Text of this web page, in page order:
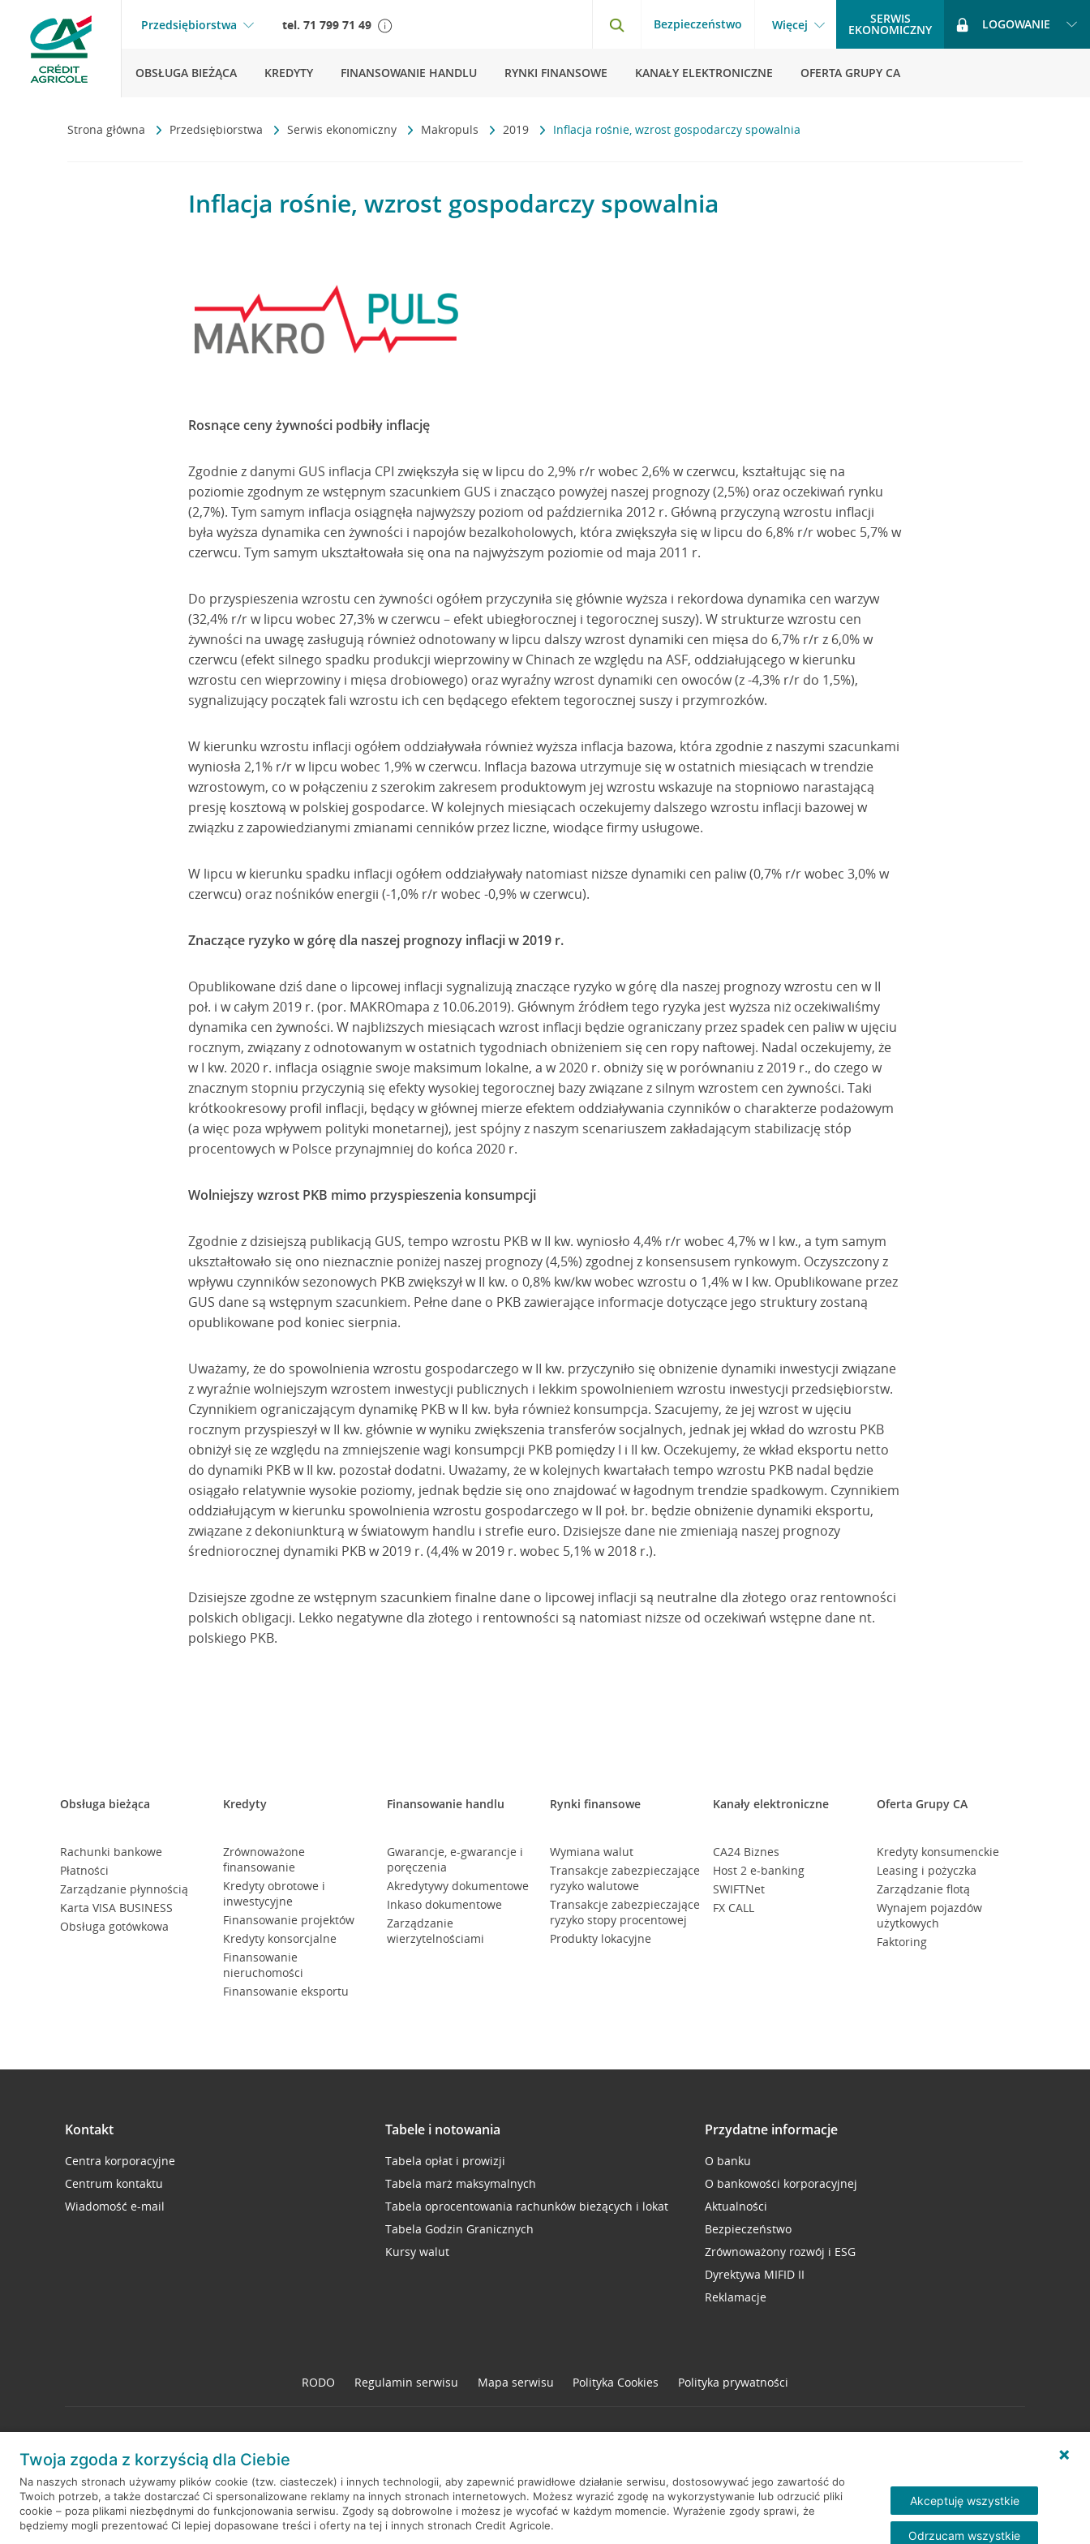
Przedsiębiorstwa tel. 71 799 71 49 Bezpieczeństwo Więcej SERWIS
EKONOMICZNY LOGOWANIE
OBSŁUGA BIEŻĄCA KREDYTY FINANSOWANIE HANDLU RYNKI FINANSOWE KANAŁY ELEKTRONICZNE OFERTA GRUPY CA
Strona główna Przedsiębiorstwa Serwis ekonomiczny Makropuls 2019 Inflacja rośnie, wzrost gospodarczy spowalnia
Inflacja rośnie, wzrost gospodarczy spowalnia
Rosnące ceny żywności podbiły inflację
Zgodnie z danymi GUS inflacja CPI zwiększyła się w lipcu do 2,9% r/r wobec 2,6% w czerwcu, kształtując się na
poziomie zgodnym ze wstępnym szacunkiem GUS i znacząco powyżej naszej prognozy (2,5%) oraz oczekiwań rynku
(2,7%). Tym samym inflacja osiągnęła najwyższy poziom od października 2012 r. Główną przyczyną wzrostu inflacji
była wyższa dynamika cen żywności i napojów bezalkoholowych, która zwiększyła się w lipcu do 6,8% r/r wobec 5,7% w
czerwcu. Tym samym ukształtowała się ona na najwyższym poziomie od maja 2011 r.
Do przyspieszenia wzrostu cen żywności ogółem przyczyniła się głównie wyższa i rekordowa dynamika cen warzyw
(32,4% r/r w lipcu wobec 27,3% w czerwcu – efekt ubiegłorocznej i tegorocznej suszy). W strukturze wzrostu cen
żywności na uwagę zasługują również odnotowany w lipcu dalszy wzrost dynamiki cen mięsa do 6,7% r/r z 6,0% w
czerwcu (efekt silnego spadku produkcji wieprzowiny w Chinach ze względu na ASF, oddziałującego w kierunku
wzrostu cen wieprzowiny i mięsa drobiowego) oraz wyraźny wzrost dynamiki cen owoców (z -4,3% r/r do 1,5%),
sygnalizujący początek fali wzrostu ich cen będącego efektem tegorocznej suszy i przymrozków.
W kierunku wzrostu inflacji ogółem oddziaływała również wyższa inflacja bazowa, która zgodnie z naszymi szacunkami
wyniosła 2,1% r/r w lipcu wobec 1,9% w czerwcu. Inflacja bazowa utrzymuje się w ostatnich miesiącach w trendzie
wzrostowym, co w połączeniu z szerokim zakresem produktowym jej wzrostu wskazuje na stopniowo narastającą
presję kosztową w polskiej gospodarce. W kolejnych miesiącach oczekujemy dalszego wzrostu inflacji bazowej w
związku z zapowiedzianymi zmianami cenników przez liczne, wiodące firmy usługowe.
W lipcu w kierunku spadku inflacji ogółem oddziaływały natomiast niższe dynamiki cen paliw (0,7% r/r wobec 3,0% w
czerwcu) oraz nośników energii (-1,0% r/r wobec -0,9% w czerwcu).
Znaczące ryzyko w górę dla naszej prognozy inflacji w 2019 r.
Opublikowane dziś dane o lipcowej inflacji sygnalizują znaczące ryzyko w górę dla naszej prognozy wzrostu cen w II
poł. i w całym 2019 r. (por. MAKROmapa z 10.06.2019). Głównym źródłem tego ryzyka jest wyższa niż oczekiwaliśmy
dynamika cen żywności. W najbliższych miesiącach wzrost inflacji będzie ograniczany przez spadek cen paliw w ujęciu
rocznym, związany z odnotowanym w ostatnich tygodniach obniżeniem się cen ropy naftowej. Nadal oczekujemy, że
w I kw. 2020 r. inflacja osiągnie swoje maksimum lokalne, a w 2020 r. obniży się w porównaniu z 2019 r., do czego w
znacznym stopniu przyczynią się efekty wysokiej tegorocznej bazy związane z silnym wzrostem cen żywności. Taki
krótkookresowy profil inflacji, będący w głównej mierze efektem oddziaływania czynników o charakterze podażowym
(a więc poza wpływem polityki monetarnej), jest spójny z naszym scenariuszem zakładającym stabilizację stóp
procentowych w Polsce przynajmniej do końca 2020 r.
Wolniejszy wzrost PKB mimo przyspieszenia konsumpcji
Zgodnie z dzisiejszą publikacją GUS, tempo wzrostu PKB w II kw. wyniosło 4,4% r/r wobec 4,7% w I kw., a tym samym
ukształtowało się ono nieznacznie poniżej naszej prognozy (4,5%) zgodnej z konsensusem rynkowym. Oczyszczony z
wpływu czynników sezonowych PKB zwiększył w II kw. o 0,8% kw/kw wobec wzrostu o 1,4% w I kw. Opublikowane przez
GUS dane są wstępnym szacunkiem. Pełne dane o PKB zawierające informacje dotyczące jego struktury zostaną
opublikowane pod koniec sierpnia.
Uważamy, że do spowolnienia wzrostu gospodarczego w II kw. przyczyniło się obniżenie dynamiki inwestycji związane
z wyraźnie wolniejszym wzrostem inwestycji publicznych i lekkim spowolnieniem wzrostu inwestycji przedsiębiorstw.
Czynnikiem ograniczającym dynamikę PKB w II kw. była również konsumpcja. Szacujemy, że jej wzrost w ujęciu
rocznym przyspieszył w II kw. głównie w wyniku zwiększenia transferów socjalnych, jednak jej wkład do wzrostu PKB
obniżył się ze względu na zmniejszenie wagi konsumpcji PKB pomiędzy I i II kw. Oczekujemy, że wkład eksportu netto
do dynamiki PKB w II kw. pozostał dodatni. Uważamy, że w kolejnych kwartałach tempo wzrostu PKB nadal będzie
osiągało relatywnie wysokie poziomy, jednak będzie się ono znajdować w łagodnym trendzie spadkowym. Czynnikiem
oddziałującym w kierunku spowolnienia wzrostu gospodarczego w II poł. br. będzie obniżenie dynamiki eksportu,
związane z dekoniunkturą w światowym handlu i strefie euro. Dzisiejsze dane nie zmieniają naszej prognozy
średniorocznej dynamiki PKB w 2019 r. (4,4% w 2019 r. wobec 5,1% w 2018 r.).
Dzisiejsze zgodne ze wstępnym szacunkiem finalne dane o lipcowej inflacji są neutralne dla złotego oraz rentowności
polskich obligacji. Lekko negatywne dla złotego i rentowności są natomiast niższe od oczekiwań wstępne dane nt.
polskiego PKB.
Obsługa bieżąca
Rachunki bankowe
Płatności
Zarządzanie płynnością
Karta VISA BUSINESS
Obsługa gotówkowa
Kredyty
Zrównoważone
finansowanie
Kredyty obrotowe i
inwestycyjne
Finansowanie projektów
Kredyty konsorcjalne
Finansowanie
nieruchomości
Finansowanie eksportu
Finansowanie handlu
Gwarancje, e-gwarancje i
poręczenia
Akredytywy dokumentowe
Inkaso dokumentowe
Zarządzanie
wierzytelnościami
Rynki finansowe
Wymiana walut
Transakcje zabezpieczające
ryzyko walutowe
Transakcje zabezpieczające
ryzyko stopy procentowej
Produkty lokacyjne
Kanały elektroniczne
CA24 Biznes
Host 2 e-banking
SWIFTNet
FX CALL
Oferta Grupy CA
Kredyty konsumenckie
Leasing i pożyczka
Zarządzanie flotą
Wynajem pojazdów
użytkowych
Faktoring
Kontakt
Centra korporacyjne
Centrum kontaktu
Wiadomość e-mail
Tabele i notowania
Tabela opłat i prowizji
Tabela marż maksymalnych
Tabela oprocentowania rachunków bieżących i lokat
Tabela Godzin Granicznych
Kursy walut
Przydatne informacje
O banku
O bankowości korporacyjnej
Aktualności
Bezpieczeństwo
Zrównoważony rozwój i ESG
Dyrektywa MIFID II
Reklamacje
RODO Regulamin serwisu Mapa serwisu Polityka Cookies Polityka prywatności
© 2026 Credit Agricole Bank Polska S.A. Wszelkie prawa zastrzeżone
Twoja zgoda z korzyścią dla Ciebie
Na naszych stronach używamy plików cookie (tzw. ciasteczek) i innych technologii, aby zapewnić prawidłowe działanie serwisu, dostosowywać jego zawartość do
Twoich potrzeb, a także dostarczać Ci spersonalizowane reklamy na innych stronach internetowych. Możesz wyrazić zgodę na wykorzystywanie lub odrzucić pliki
cookie – poza plikami niezbędnymi do funkcjonowania serwisu. Zgody są dobrowolne i możesz je wycofać w każdym momencie. Wyrażenie zgody sprawi, że
będziemy mogli prezentować Ci lepiej dopasowane treści i oferty na tej i innych stronach Credit Agricole.
Akceptuję wszystkie
Odrzucam wszystkie